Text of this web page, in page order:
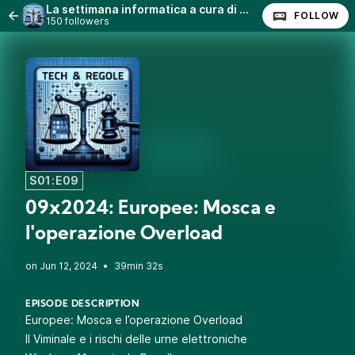
La settimana informatica a cura di @quinta (Stefano Quintarelli) con Lanfranco Palazzolo (Radio Radicale)
150 followers FOLLOW
S01:E09
09x2024: Europee: Mosca e
l'operazione Overload
• 39min 32s
EPISODE DESCRIPTION
Europee: Mosca e l’operazione Overload
Il Viminale e i rischi delle urne elettroniche